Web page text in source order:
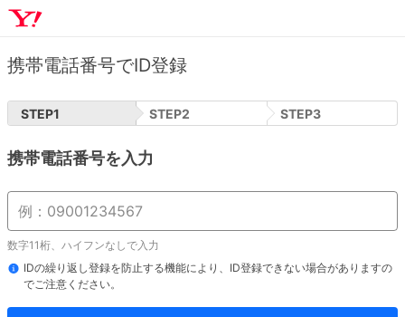
携帯電話番号でID登録
STEP1 STEP2 STEP3
携帯電話番号を入力
数字11桁、ハイフンなしで入力
IDの繰り返し登録を防止する機能により、ID登録できない場合がありますの
でご注意ください。